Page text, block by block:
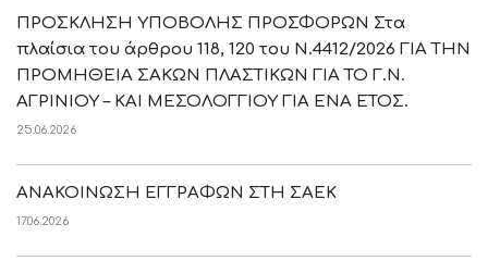
ΠΡΟΣΚΛΗΣΗ ΥΠΟΒΟΛΗΣ ΠΡΟΣΦΟΡΩΝ Στα
πλαίσια του άρθρου 118, 120 του Ν.4412/2026 ΓΙΑ ΤΗΝ
ΠΡΟΜΗΘΕΙΑ ΣΑΚΩΝ ΠΛΑΣΤΙΚΩΝ ΓΙΑ ΤΟ Γ.Ν.
ΑΓΡΙΝΙΟΥ – ΚΑΙ ΜΕΣΟΛΟΓΓΙΟΥ ΓΙΑ ΕΝΑ ΕΤΟΣ.
25.06.2026
ΑΝΑΚΟΙΝΩΣΗ ΕΓΓΡΑΦΩΝ ΣΤΗ ΣΑΕΚ
17.06.2026